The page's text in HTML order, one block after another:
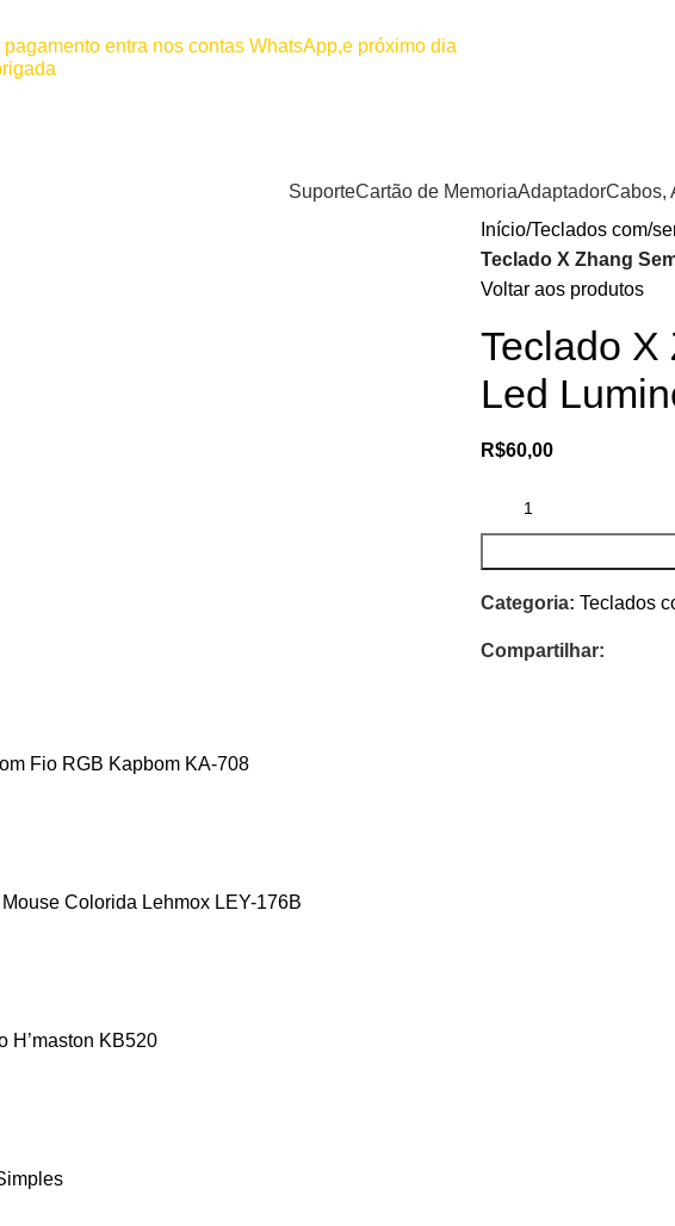
entra nos contas WhatsApp,e próximo dia
SuporteCartão de MemoriaAdaptadorCabos,
Início Teclados com/
Teclado X Zhang
Voltar aos produtos
Teclado X
Led
R$60,00
Categoria: Teclados
Compartilhar:
Fio RGB Kapbom KA-708
Colorida Lehmox LEY-176B
H’maston KB520